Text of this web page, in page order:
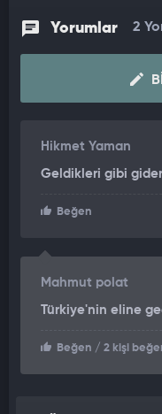
görünmüyor.
Yorumlar 2
Hikmet Yaman
Geldikleri gibi
Beğen
Mahmut polat
Türkiye'nin eline
Beğen / 2 kişi